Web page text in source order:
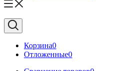
Корзина0
Отложенные0